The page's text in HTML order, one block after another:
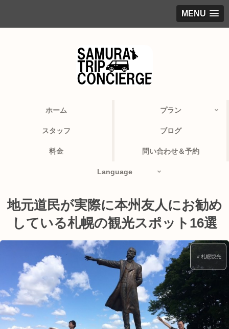
MENU
ホーム プラン
スタッフ ブログ
料金 問い合わせ＆予約
Language
地元道民が実際に本州友人にお勧め
している札幌の観光スポット16選
＃札幌観光